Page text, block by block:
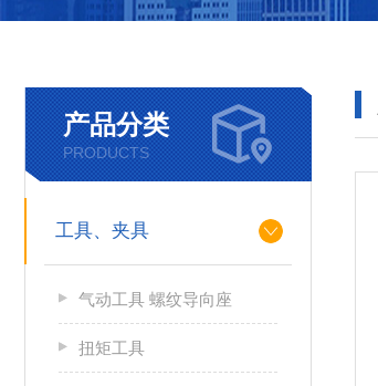
产品分类
PRODUCTS
工具、夹具
气动工具 螺纹导向座
扭矩工具